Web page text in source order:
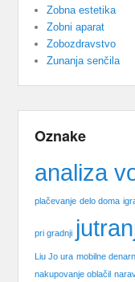
Zobna estetika
Zobni aparat
Zobozdravstvo
Zunanja senčila
Oznake
analiza
plačevanje delo doma
pri gradnji
Liu Jo ura mobilne
nakupovanje oblačil